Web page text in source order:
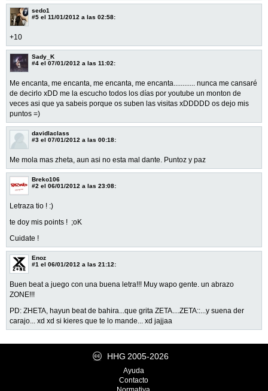
sedo1
#5 el 11/01/2012 a las 02:58:
+10
Sady_K
#4 el 07/01/2012 a las 11:02:
Me encanta, me encanta, me encanta, me encanta............ nunca me cansaré
de decirlo xDD me la escucho todos los días por youtube un monton de
veces asi que ya sabeis porque os suben las visitas xDDDDD os dejo mis
puntos =)
davidlaclass
#3 el 07/01/2012 a las 00:18:
Me mola mas zheta, aun asi no esta mal dante. Puntoz y paz
Breko106
#2 el 06/01/2012 a las 23:08:
Letraza tio ! :)
te doy mis points ! ;oK
Cuidate !
Enoz
#1 el 06/01/2012 a las 21:12:
Buen beat a juego con una buena letra!!! Muy wapo gente. un abrazo
ZONE!!!
PD: ZHETA, hayun beat de bahira...que grita ZETA....ZETA::...y suena der
carajo... xd xd si kieres que te lo mande... xd jajjaa
HHG 2005-2026
Ayuda
Contacto